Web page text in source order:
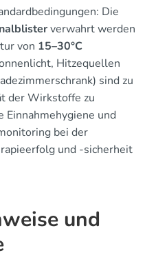
Die
verwahrt werden
von 15–30°C
Hitzequellen
sind zu
der Wirkstoffe zu
und
bei der
und -sicherheit
und